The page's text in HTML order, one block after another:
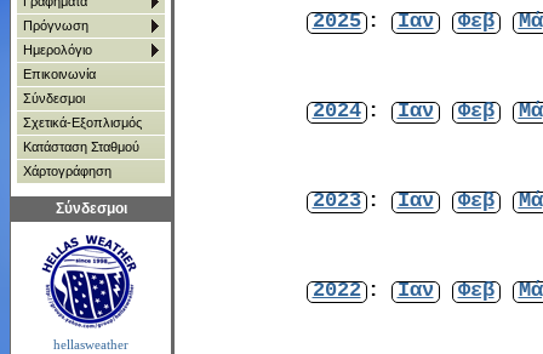
Πρόγνωση
Ημερολόγιο
Επικοινωνία
Σύνδεσμοι
Σχετικά-Εξοπλισμός
Κατάσταση Σταθμού
Χάρτoγράφηση
Σύνδεσμοι
hellasweather
2025 : Ιαν Φεβ
2024 : Ιαν Φεβ
2023 : Ιαν Φεβ
2022 : Ιαν Φεβ